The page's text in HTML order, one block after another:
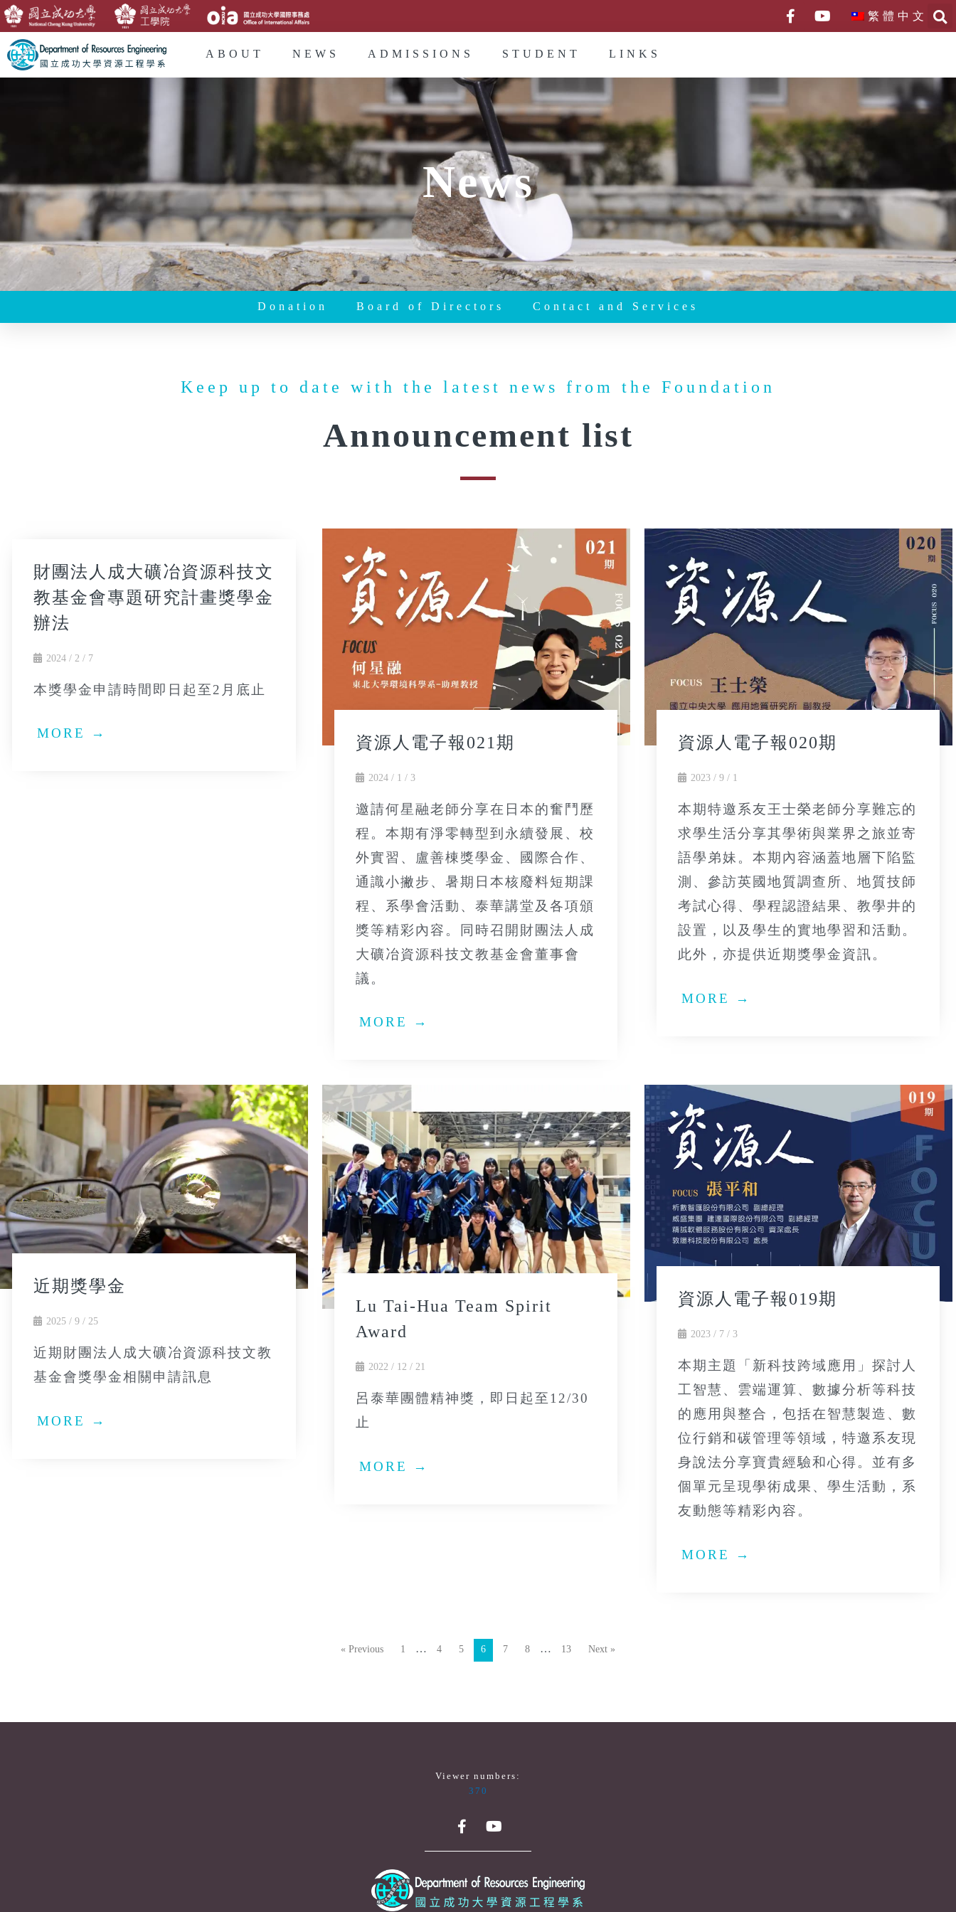
繁體中文
ABOUT NEWS ADMISSIONS STUDENT LINKS
News
Donation Board of Directors Contact and Services
Keep up to date with the latest news from the Foundation
Announcement list​
財團法人成大礦冶資源科技文
教基金會專題研究計畫獎學金
辦法
2024 / 2 / 7
本獎學金申請時間即日起至2月底止
MORE →
資源人電子報021期
2024 / 1 / 3
邀請何星融老師分享在日本的奮鬥歷
程。本期有淨零轉型到永續發展、校
外實習、盧善棟獎學金、國際合作、
通識小撇步、暑期日本核廢料短期課
程、系學會活動、泰華講堂及各項頒
獎等精彩內容。同時召開財團法人成
大礦冶資源科技文教基金會董事會
議。
MORE →
資源人電子報020期
2023 / 9 / 1
本期特邀系友王士榮老師分享難忘的
求學生活分享其學術與業界之旅並寄
語學弟妹。本期內容涵蓋地層下陷監
測、參訪英國地質調查所、地質技師
考試心得、學程認證結果、教學井的
設置，以及學生的實地學習和活動。
此外，亦提供近期獎學金資訊。
MORE →
近期獎學金
2025 / 9 / 25
近期財團法人成大礦冶資源科技文教
基金會獎學金相關申請訊息
MORE →
Lu Tai-Hua Team Spirit
Award
2022 / 12 / 21
呂泰華團體精神獎，即日起至12/30
止
MORE →
資源人電子報019期
2023 / 7 / 3
本期主題「新科技跨域應用」探討人
工智慧、雲端運算、數據分析等科技
的應用與整合，包括在智慧製造、數
位行銷和碳管理等領域，特邀系友現
身說法分享寶貴經驗和心得。並有多
個單元呈現學術成果、學生活動，系
友動態等精彩內容。
MORE →
« Previous 1 … 4 5 6 7 8 … 13 Next »
Viewer numbers:
370